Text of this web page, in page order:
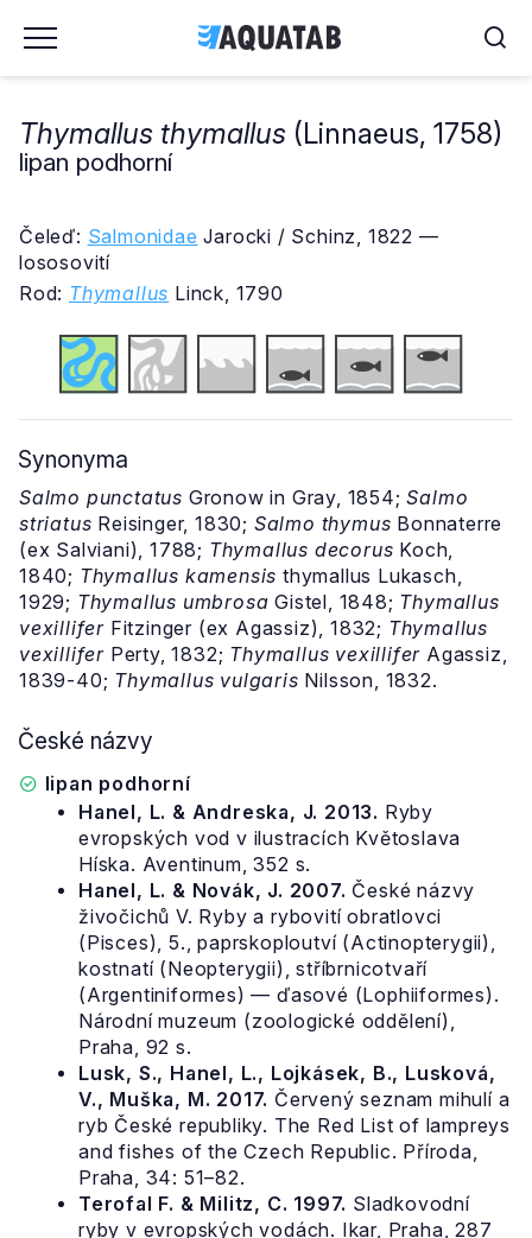
Thymallus thymallus (Linnaeus, 1758)
lipan podhorní
Čeleď: Salmonidae Jarocki / Schinz, 1822 —
lososovití
Rod: Thymallus Linck, 1790
Synonyma
Salmo punctatus Gronow in Gray, 1854;Salmo
striatus Reisinger, 1830; Salmo thymus Bonnaterre
(ex Salviani), 1788; Thymallus decorus Koch,
1840; Thymallus kamensis thymallus Lukasch,
1929; Thymallus umbrosa Gistel, 1848; Thymallus
vexillifer Fitzinger (ex Agassiz), 1832; Thymallus
vexillifer Perty, 1832; Thymallus vexillifer Agassiz,
1839-40; Thymallus vulgaris Nilsson, 1832.
České názvy
lipan podhorní
Hanel, L. & Andreska, J. 2013. Ryby
evropských vod v ilustracích Květoslava
Híska. Aventinum, 352 s.
Hanel, L. & Novák, J. 2007. České názvy
živočichů V. Ryby a rybovití obratlovci
(Pisces), 5., paprskoploutví (Actinopterygii),
kostnatí (Neopterygii), stříbrnicotvaří
(Argentiniformes) — ďasové (Lophiiformes).
Národní muzeum (zoologické oddělení),
Praha, 92 s.
Lusk, S., Hanel, L., Lojkásek, B., Lusková,
V., Muška, M. 2017. Červený seznam mihulí a
ryb České republiky. The Red List of lampreys
and fishes of the Czech Republic. Příroda,
Praha, 34: 51–82.
Terofal F. & Militz, C. 1997. Sladkovodní
ryby v evropských vodách. Ikar, Praha, 287